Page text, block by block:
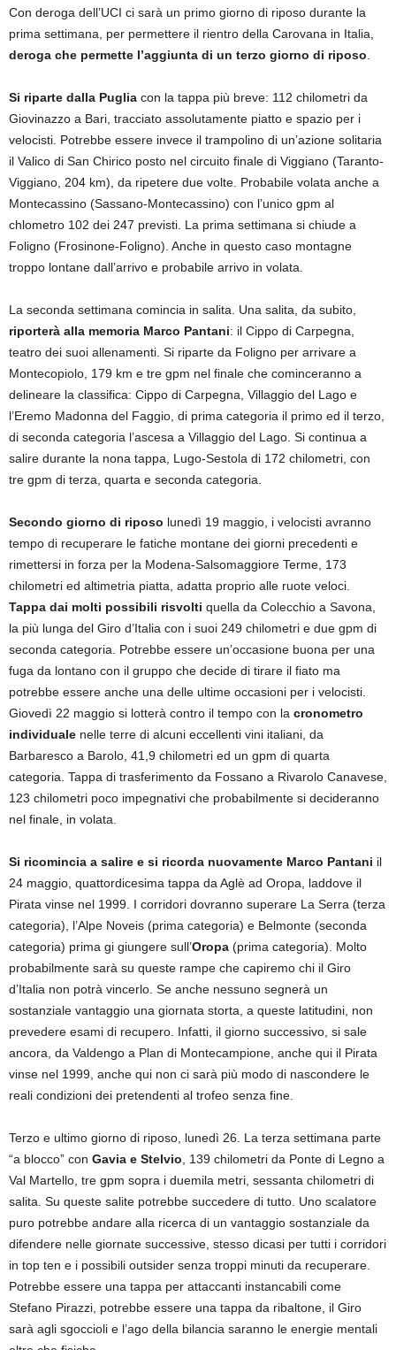
Con deroga dell’UCI ci sarà un primo giorno di riposo durante la
prima settimana, per permettere il rientro della Carovana in Italia,
deroga che permette l’aggiunta di un terzo giorno di riposo.
Si riparte dalla Puglia con la tappa più breve: 112 chilometri da
Giovinazzo a Bari, tracciato assolutamente piatto e spazio per i
velocisti. Potrebbe essere invece il trampolino di un’azione solitaria
il Valico di San Chirico posto nel circuito finale di Viggiano (Taranto-
Viggiano, 204 km), da ripetere due volte. Probabile volata anche a
Montecassino (Sassano-Montecassino) con l’unico gpm al
chlometro 102 dei 247 previsti. La prima settimana si chiude a
Foligno (Frosinone-Foligno). Anche in questo caso montagne
troppo lontane dall’arrivo e probabile arrivo in volata.
La seconda settimana comincia in salita. Una salita, da subito,
riporterà alla memoria Marco Pantani: il Cippo di Carpegna,
teatro dei suoi allenamenti. Si riparte da Foligno per arrivare a
Montecopiolo, 179 km e tre gpm nel finale che cominceranno a
delineare la classifica: Cippo di Carpegna, Villaggio del Lago e
l’Eremo Madonna del Faggio, di prima categoria il primo ed il terzo,
di seconda categoria l’ascesa a Villaggio del Lago. Si continua a
salire durante la nona tappa, Lugo-Sestola di 172 chilometri, con
tre gpm di terza, quarta e seconda categoria.
Secondo giorno di riposo lunedì 19 maggio, i velocisti avranno
tempo di recuperare le fatiche montane dei giorni precedenti e
rimettersi in forza per la Modena-Salsomaggiore Terme, 173
chilometri ed altimetria piatta, adatta proprio alle ruote veloci.
Tappa dai molti possibili risvolti quella da Colecchio a Savona,
la più lunga del Giro d’Italia con i suoi 249 chilometri e due gpm di
seconda categoria. Potrebbe essere un’occasione buona per una
fuga da lontano con il gruppo che decide di tirare il fiato ma
potrebbe essere anche una delle ultime occasioni per i velocisti.
Giovedì 22 maggio si lotterà contro il tempo con la cronometro
individuale nelle terre di alcuni eccellenti vini italiani, da
Barbaresco a Barolo, 41,9 chilometri ed un gpm di quarta
categoria. Tappa di trasferimento da Fossano a Rivarolo Canavese,
123 chilometri poco impegnativi che probabilmente si decideranno
nel finale, in volata.
Si ricomincia a salire e si ricorda nuovamente Marco Pantani il
24 maggio, quattordicesima tappa da Aglè ad Oropa, laddove il
Pirata vinse nel 1999. I corridori dovranno superare La Serra (terza
categoria), l’Alpe Noveis (prima categoria) e Belmonte (seconda
categoria) prima gi giungere sull’Oropa (prima categoria). Molto
probabilmente sarà su queste rampe che capiremo chi il Giro
d’Italia non potrà vincerlo. Se anche nessuno segnerà un
sostanziale vantaggio una giornata storta, a queste latitudini, non
prevedere esami di recupero. Infatti, il giorno successivo, si sale
ancora, da Valdengo a Plan di Montecampione, anche qui il Pirata
vinse nel 1999, anche qui non ci sarà più modo di nascondere le
reali condizioni dei pretendenti al trofeo senza fine.
Terzo e ultimo giorno di riposo, lunedì 26. La terza settimana parte
“a blocco” con Gavia e Stelvio, 139 chilometri da Ponte di Legno a
Val Martello, tre gpm sopra i duemila metri, sessanta chilometri di
salita. Su queste salite potrebbe succedere di tutto. Uno scalatore
puro potrebbe andare alla ricerca di un vantaggio sostanziale da
difendere nelle giornate successive, stesso dicasi per tutti i corridori
in top ten e i possibili outsider senza troppi minuti da recuperare.
Potrebbe essere una tappa per attaccanti instancabili come
Stefano Pirazzi, potrebbe essere una tappa da ribaltone, il Giro
sarà agli sgoccioli e l’ago della bilancia saranno le energie mentali